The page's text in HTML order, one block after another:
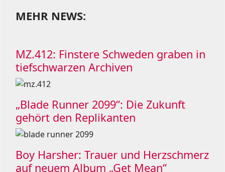
MEHR NEWS:
MZ.412: Finstere Schweden graben in
tiefschwarzen Archiven
„Blade Runner 2099“: Die Zukunft
gehört den Replikanten
Boy Harsher: Trauer und Herzschmerz
auf neuem Album „Get Mean“